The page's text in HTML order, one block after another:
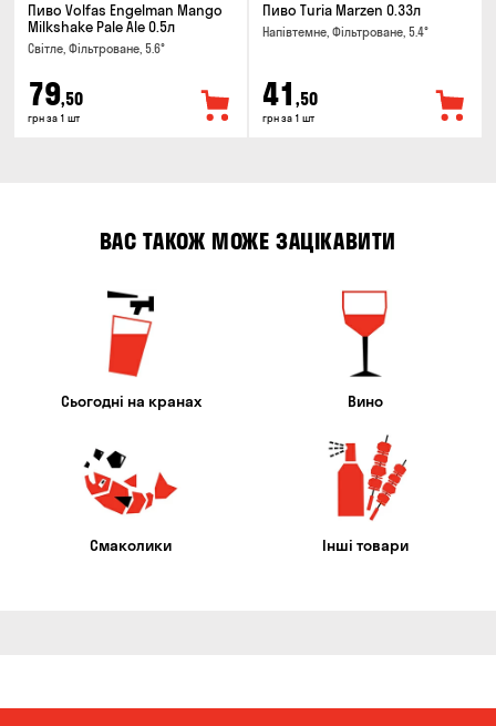
Пиво Volfas Engelman Mango
Milkshake Pale Ale 0.5л
Світле, Фільтроване, 5.6°
79,50
грн за 1 шт
Пиво Turia Marzen 0.33л
Напівтемне, Фільтроване, 5.4°
41 ,50
грн за 1 шт
ВАС ТАКОЖ МОЖЕ ЗАЦІКАВИТИ
Сьогодні на кранах Вино
Смаколики Інші товари